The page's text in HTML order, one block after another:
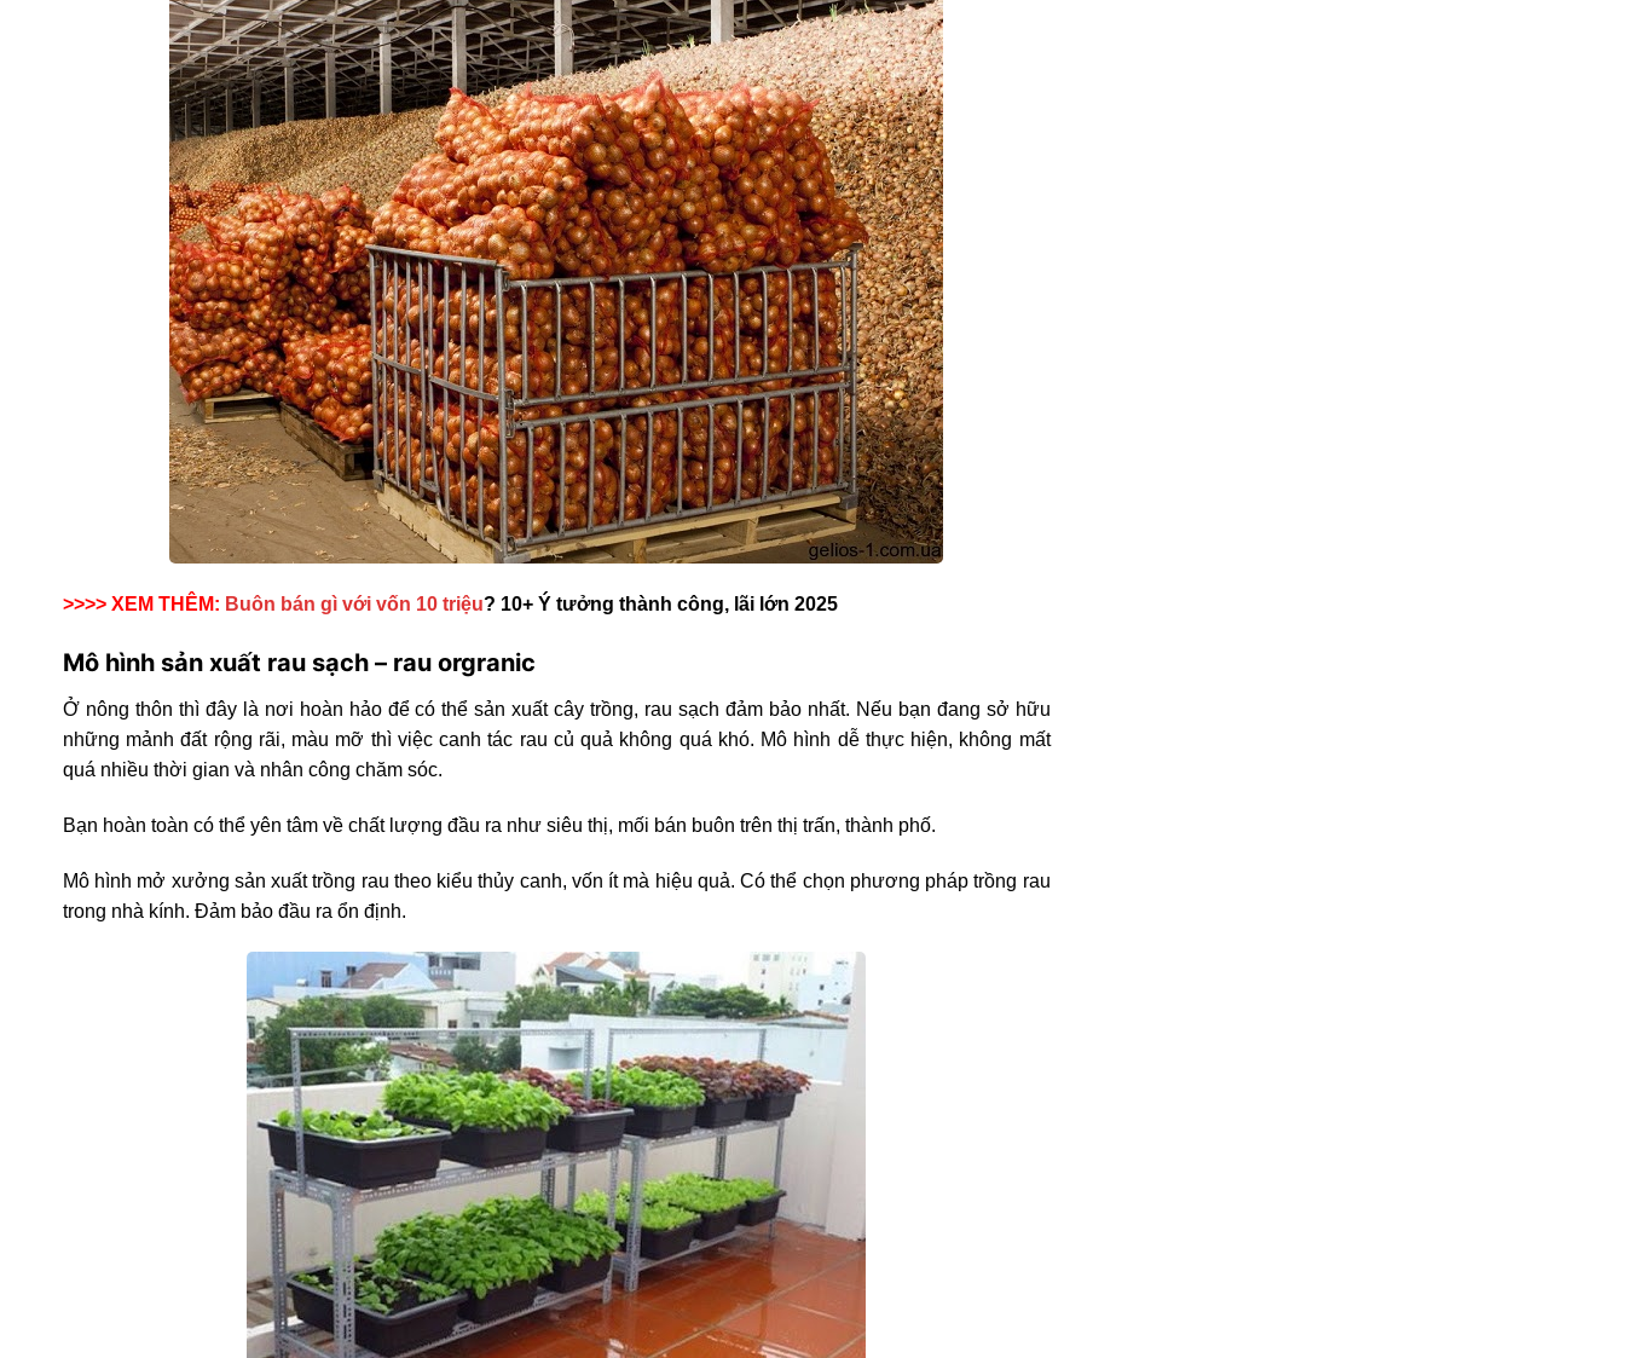
>>>> XEM THÊM: Buôn bán gì với vốn 10 triệu? 10+ Ý tưởng thành công, lãi lớn 2025
Mô hình sản xuất rau sạch – rau orgranic
Ở nông thôn thì đây là nơi hoàn hảo để có thể sản xuất cây trồng, rau sạch đảm bảo nhất. Nếu bạn đang sở hữu
những mảnh đất rộng rãi, màu mỡ thì việc canh tác rau củ quả không quá khó. Mô hình dễ thực hiện, không mất
quá nhiều thời gian và nhân công chăm sóc.
Bạn hoàn toàn có thể yên tâm về chất lượng đầu ra như siêu thị, mối bán buôn trên thị trấn, thành phố.
Mô hình mở xưởng sản xuất trồng rau theo kiểu thủy canh, vốn ít mà hiệu quả. Có thể chọn phương pháp trồng rau
trong nhà kính. Đảm bảo đầu ra ổn định.